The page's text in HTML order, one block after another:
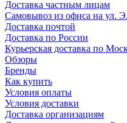
Доставка частным лицам
Самовывоз из офиса на ул.
Доставка почтой
Доставка по России
Курьерская доставка по
Обзоры
Бренды
Как купить
Условия оплаты
Условия доставки
Доставка организациям